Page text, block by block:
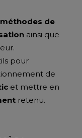
méthodes de
ainsi que
pour
de
et mettre en
retenu.